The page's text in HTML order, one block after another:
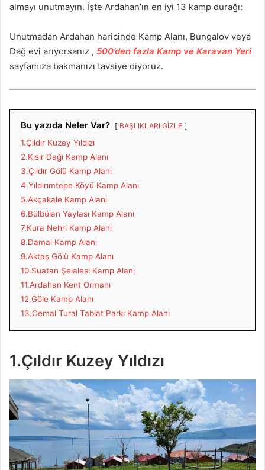
almayı unutmayın. İşte Ardahan’ın en iyi 13 kamp durağı:
Unutmadan Ardahan haricinde Kamp Alanı, Bungalov veya
Dağ evi arıyorsanız , 500’den fazla Kamp ve Karavan Yeri
sayfamıza bakmanızı tavsiye diyoruz.
Bu yazıda Neler Var? BAŞLIKLARI GİZLE
1.Çıldır Kuzey Yıldızı
2.Kısır Dağı Kamp Alanı
3.Çıldır Gölü Kamp Alanı
4.Yıldırımtepe Köyü Kamp Alanı
5.Akçakale Kamp Alanı
6.Bülbülan Yaylası Kamp Alanı
7.Kura Nehri Kamp Alanı
8.Damal Kamp Alanı
9.Aktaş Gölü Kamp Alanı
10.Suatan Şelalesi Kamp Alanı
11.Ardahan Kent Ormanı
12.Göle Kamp Alanı
13.Cemal Tural Tabiat Parkı Kamp Alanı
1.Çıldır Kuzey Yıldızı